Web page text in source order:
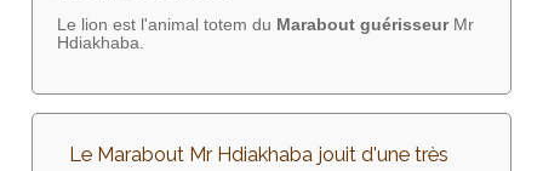
Le lion est l'animal totem du Marabout guérisseurMr
Hdiakhaba.
Le Marabout Mr Hdiakhaba jouit d'une très